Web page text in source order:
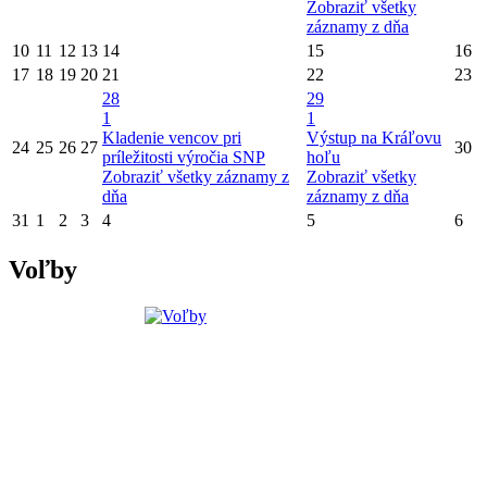
Zobraziť všetky
záznamy z dňa
10 11 12 13 14 15
16
17 18 19 20 21 22 23
24 25 26 27
28
1
Kladenie vencov pri
príležitosti výročia SNP
Zobraziť všetky záznamy z
dňa
29
1
Výstup na Kráľovu
hoľu
Zobraziť všetky
záznamy z dňa
30
31 1 2 3 4 5 6
Voľby